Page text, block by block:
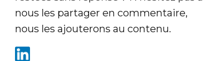
nous les partager en commentaire,
nous les ajouterons au contenu.